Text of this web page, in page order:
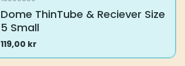
Dome ThinTube & Reciever Size
5 Small
119,00 kr